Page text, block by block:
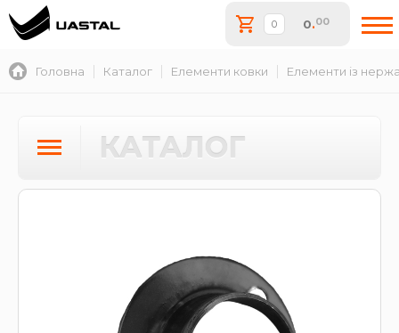
0.00
Головна Каталог Елементи ковки Елементи із
КАТАЛОГ